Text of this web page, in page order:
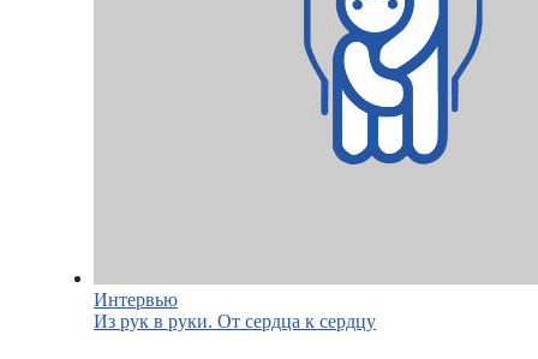
Интервью
Из рук в руки. От сердца к сердцу